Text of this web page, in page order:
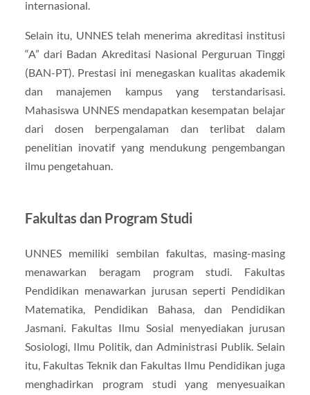
internasional.
Selain itu, UNNES telah menerima akreditasi institusi
“A” dari Badan Akreditasi Nasional Perguruan Tinggi
(BAN-PT). Prestasi ini menegaskan kualitas akademik
dan manajemen kampus yang terstandarisasi.
Mahasiswa UNNES mendapatkan kesempatan belajar
dari dosen berpengalaman dan terlibat dalam
penelitian inovatif yang mendukung pengembangan
ilmu pengetahuan.
Fakultas dan Program Studi
UNNES memiliki sembilan fakultas, masing-masing
menawarkan beragam program studi. Fakultas
Pendidikan menawarkan jurusan seperti Pendidikan
Matematika, Pendidikan Bahasa, dan Pendidikan
Jasmani. Fakultas Ilmu Sosial menyediakan jurusan
Sosiologi, Ilmu Politik, dan Administrasi Publik. Selain
itu, Fakultas Teknik dan Fakultas Ilmu Pendidikan juga
menghadirkan program studi yang menyesuaikan